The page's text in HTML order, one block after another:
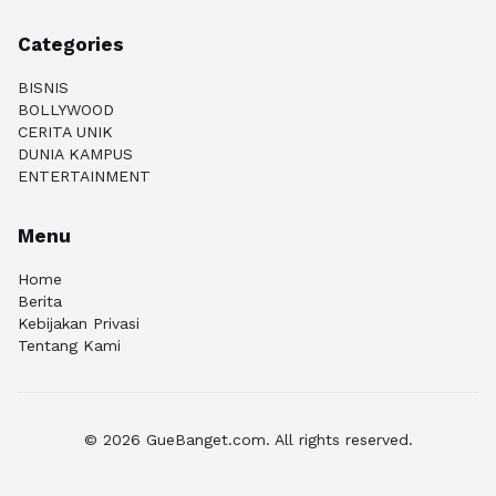
Categories
BISNIS
BOLLYWOOD
CERITA UNIK
DUNIA KAMPUS
ENTERTAINMENT
Menu
Home
Berita
Kebijakan Privasi
Tentang Kami
© 2026 GueBanget.com. All rights reserved.